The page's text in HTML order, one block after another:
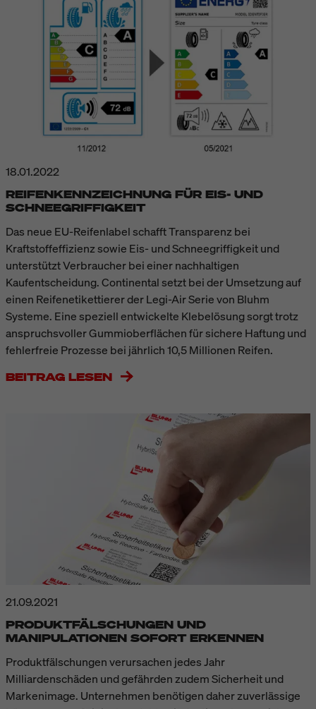
18.01.2022
REIFENKENNZEICHNUNG FÜR EIS- UND
SCHNEEGRIFFIGKEIT
Das neue EU-Reifenlabel schafft Transparenz bei
Kraftstoffeffizienz sowie Eis- und Schneegriffigkeit und
unterstützt Verbraucher bei einer nachhaltigen
Kaufentscheidung. Continental setzt bei der Umsetzung auf
einen Reifenetikettierer der Legi-Air Serie von Bluhm
Systeme. Eine speziell entwickelte Klebelösung sorgt trotz
anspruchsvoller Gummioberflächen für sichere Haftung und
fehlerfreie Prozesse bei jährlich 10,5 Millionen Reifen.
BEITRAG LESEN
21.09.2021
PRODUKTFÄLSCHUNGEN UND
MANIPULATIONEN SOFORT ERKENNEN
Produktfälschungen verursachen jedes Jahr
Milliardenschäden und gefährden zudem Sicherheit und
Markenimage. Unternehmen benötigen daher zuverlässige